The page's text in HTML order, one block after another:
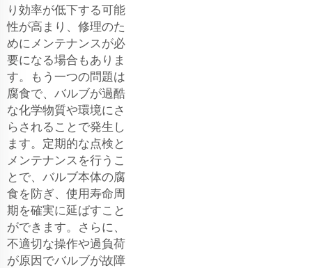
り効率が低下する可能
性が高まり、修理のた
めにメンテナンスが必
要になる場合もありま
す。もう一つの問題は
腐食で、バルブが過酷
な化学物質や環境にさ
らされることで発生し
ます。定期的な点検と
メンテナンスを行うこ
とで、バルブ本体の腐
食を防ぎ、使用寿命周
期を確実に延ばすこと
ができます。さらに、
不適切な操作や過負荷
が原因でバルブが故障